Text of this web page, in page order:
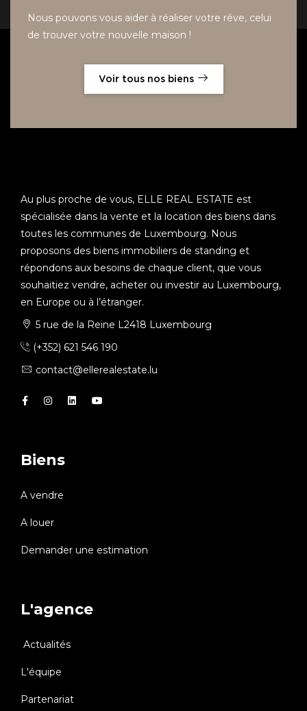
Nous pouvons vous aider à réaliser votre rêve, celui
de trouver votre nouvelle maison !
Voir tous nos biens
Au plus proche de vous, ELLE REAL ESTATE est
spécialisée dans la vente et la location des biens dans
toutes les communes de Luxembourg. Nous
proposons des biens immobiliers de standing et
répondons aux besoins de chaque client, que vous
souhaitiez vendre, acheter ou investir au Luxembourg,
en Europe ou à l’étranger.
5 rue de la Reine L2418 Luxembourg
(+352) 621 546 190
contact@ellerealestate.lu
Biens
A vendre
A louer
Demander une estimation
L'agence
Actualités
L'équipe
Partenariat